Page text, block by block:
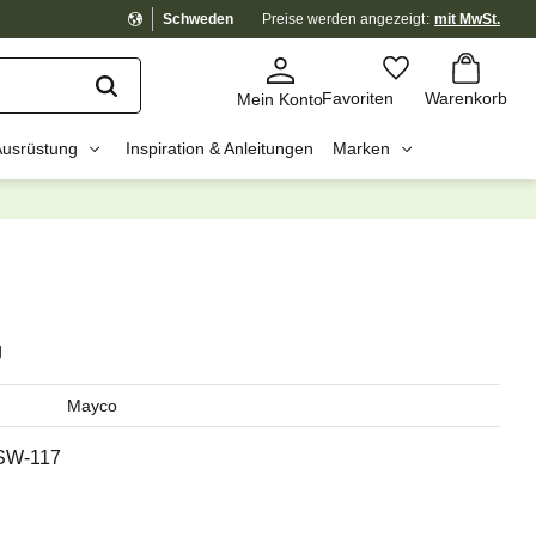
Schweden Preise werden angezeigt mit MwSt.
Mein KontoFavoriten Warenkorb
Favoriten
Warenkorb
Inspiration & Anleitungen Marken
117
Mayco